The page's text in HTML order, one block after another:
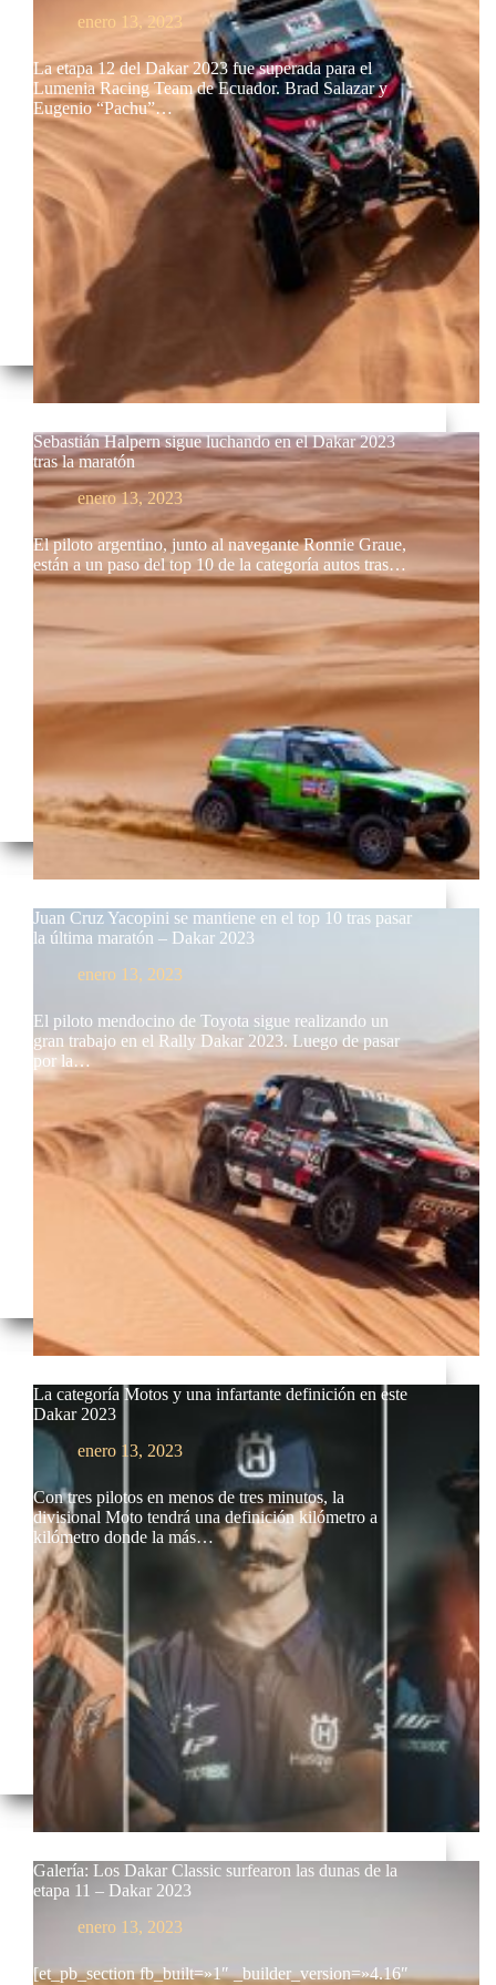
enero 13, 2023
La etapa 12 del Dakar 2023 fue superada para el
Lumenia Racing Team de Ecuador. Brad Salazar y
Eugenio “Pachu”…
Sebastián Halpern sigue luchando en el Dakar 2023
tras la maratón
enero 13, 2023
El piloto argentino, junto al navegante Ronnie Graue,
están a un paso del top 10 de la categoría autos tras…
Juan Cruz Yacopini se mantiene en el top 10 tras pasar
la última maratón – Dakar 2023
enero 13, 2023
El piloto mendocino de Toyota sigue realizando un
gran trabajo en el Rally Dakar 2023. Luego de pasar
por la…
La categoría Motos y una infartante definición en este
Dakar 2023
enero 13, 2023
Con tres pilotos en menos de tres minutos, la
divisional Moto tendrá una definición kilómetro a
kilómetro donde la más…
Galería: Los Dakar Classic surfearon las dunas de la
etapa 11 – Dakar 2023
enero 13, 2023
[et_pb_section fb_built=»1″ _builder_version=»4.16″